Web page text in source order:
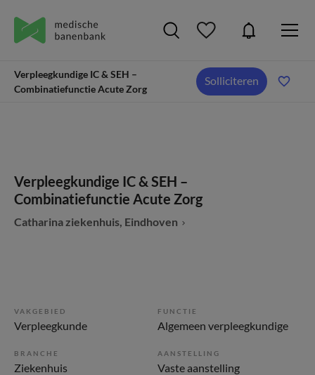
Verpleegkundige IC & SEH –
Combinatiefunctie Acute Zorg
Solliciteren
Verpleegkundige IC & SEH –
Combinatiefunctie Acute Zorg
Catharina ziekenhuis, Eindhoven
VAKGEBIED
Verpleegkunde
FUNCTIE
Algemeen verpleegkundige
BRANCHE
Ziekenhuis
AANSTELLING
Vaste aanstelling